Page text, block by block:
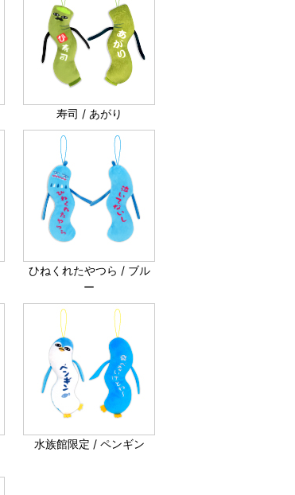
寿司 / あがり
ひねくれたやつら / ブル
ー
水族館限定 / ペンギン